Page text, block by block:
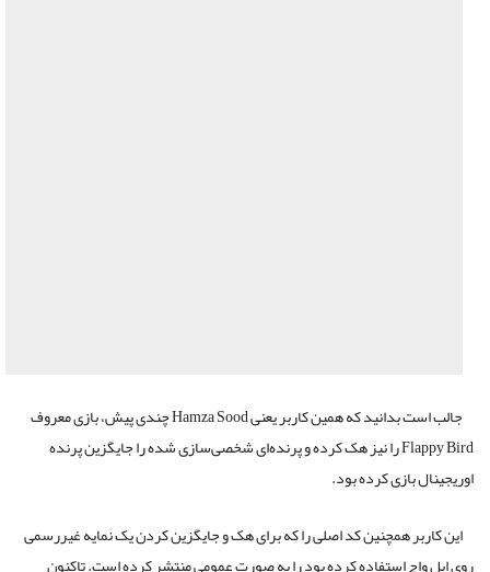
جالب است بدانید که همین کاربر یعنی Hamza Sood چندی پیش، بازی معروف
Flappy Bird را نیز هک کرده و پرنده‌ای شخصی‌سازی شده را جایگزین پرنده
اوریجینال بازی کرده‌ بود.
این کاربر همچنین کد اصلی را که برای هک و جایگزین کردن یک نمایه غیررسمی
روی اپل واچ استفاده کرده بود را به صورت عمومی منتشر کرده است. تاکنون